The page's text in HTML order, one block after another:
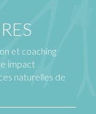
et coaching
impact
naturelles de